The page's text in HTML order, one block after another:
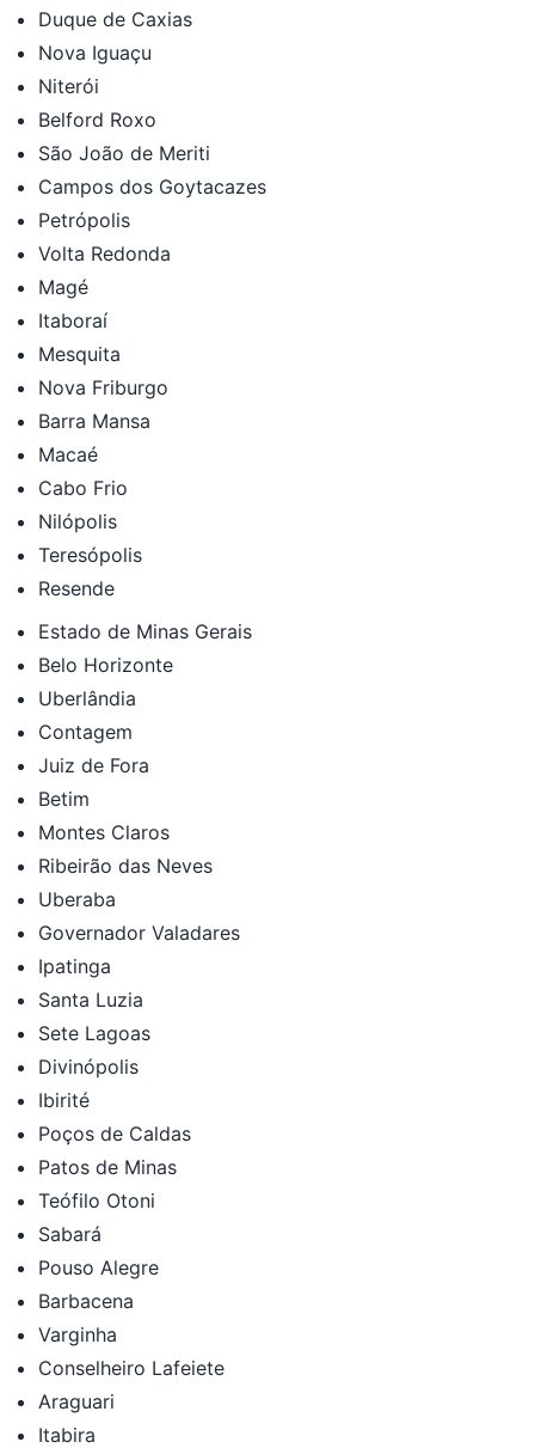
Duque de Caxias
Nova Iguaçu
Niterói
Belford Roxo
São João de Meriti
Campos dos Goytacazes
Petrópolis
Volta Redonda
Magé
Itaboraí
Mesquita
Nova Friburgo
Barra Mansa
Macaé
Cabo Frio
Nilópolis
Teresópolis
Resende
Estado de Minas Gerais
Belo Horizonte
Uberlândia
Contagem
Juiz de Fora
Betim
Montes Claros
Ribeirão das Neves
Uberaba
Governador Valadares
Ipatinga
Santa Luzia
Sete Lagoas
Divinópolis
Ibirité
Poços de Caldas
Patos de Minas
Teófilo Otoni
Sabará
Pouso Alegre
Barbacena
Varginha
Conselheiro Lafeiete
Araguari
Itabira